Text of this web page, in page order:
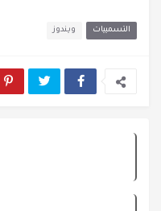
التسمييات ويندوز